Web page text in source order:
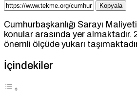
Kopyala
Cumhurbaşkanlığı Sarayı
konular arasında yer almaktadır.
önemli ölçüde yukarı
İçindekiler